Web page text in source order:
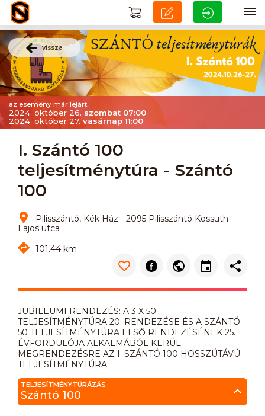
vissza
az esemény már lejárt
2024. október 26. szombat 07:00
2024. október 27.vasárnap 11:00
I. Szántó 100
teljesítménytúra - Szántó
100
Pilisszántó, Kék Ház - 2095 Pilisszántó Kossuth
Lajos utca
101.44 km
JUBILEUMI RENDEZÉS: A 3 X 50
TELJESÍTMÉNYTÚRA 20. RENDEZÉSE ÉS A SZÁNTÓ
50 TELJESÍTMÉNYTÚRA ELSŐ RENDEZÉSÉNEK 25.
ÉVFORDULÓJA ALKALMÁBÓL KERÜL
MEGRENDEZÉSRE AZ I. SZÁNTÓ 100 HOSSZÚTÁVÚ
TELJESÍTMÉNYTÚRA
TELJESÍTMÉNYTÚRÁZÁS
Szántó 100